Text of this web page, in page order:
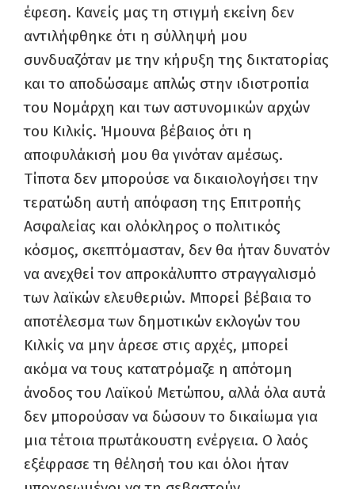
έφεση. Κανείς μας τη στιγμή εκείνη δεν
αντιλήφθηκε ότι η σύλληψή μου
συνδυαζόταν με την κήρυξη της δικτατορίας
και το αποδώσαμε απλώς στην ιδιοτροπία
του Νομάρχη και των αστυνομικών αρχών
του Κιλκίς. Ήμουνα βέβαιος ότι η
αποφυλάκισή μου θα γινόταν αμέσως.
Τίποτα δεν μπορούσε να δικαιολογήσει την
τερατώδη αυτή απόφαση της Επιτροπής
Ασφαλείας και ολόκληρος ο πολιτικός
κόσμος, σκεπτόμασταν, δεν θα ήταν δυνατόν
να ανεχθεί τον απροκάλυπτο στραγγαλισμό
των λαϊκών ελευθεριών. Μπορεί βέβαια το
αποτέλεσμα των δημοτικών εκλογών του
Κιλκίς να μην άρεσε στις αρχές, μπορεί
ακόμα να τους κατατρόμαζε η απότομη
άνοδος του Λαϊκού Μετώπου, αλλά όλα αυτά
δεν μπορούσαν να δώσουν το δικαίωμα για
μια τέτοια πρωτάκουστη ενέργεια. Ο λαός
εξέφρασε τη θέλησή του και όλοι ήταν